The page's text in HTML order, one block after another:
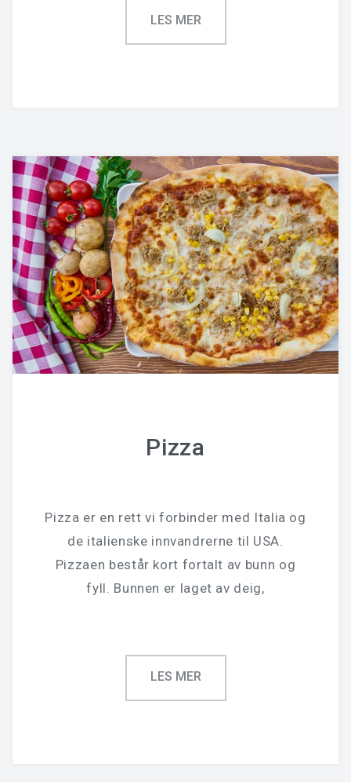
Pizza
Pizza er en rett vi forbinder med Italia og
de italienske innvandrerne til USA.
Pizzaen består kort fortalt av bunn og
fyll. Bunnen er laget av deig,